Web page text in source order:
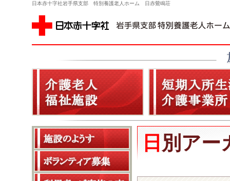
日本赤十字社岩手県支部 特別養護老人ホーム 日赤鶯鳴荘
日別ア